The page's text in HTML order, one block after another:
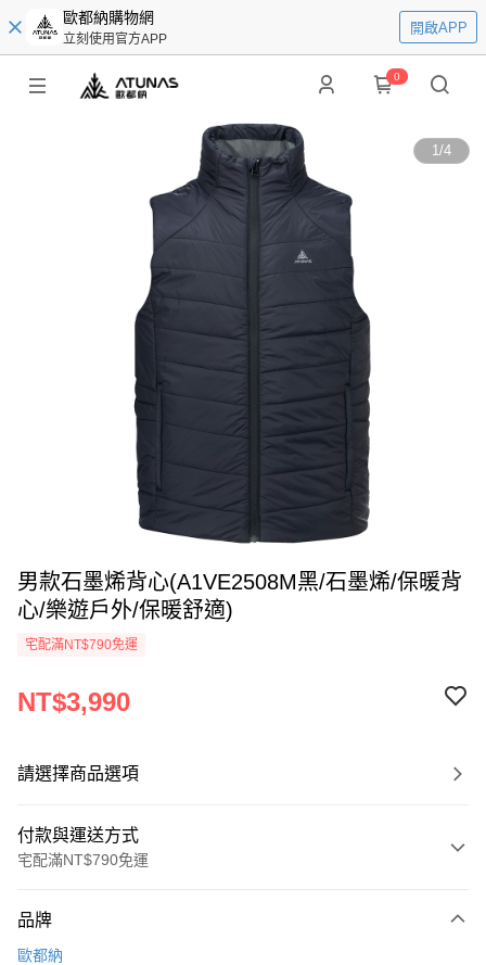
歐都納購物網
立刻使用官方APP
開啟APP
0
1/4
男款石墨烯背心(A1VE2508M黑/石墨烯/保暖背
心/樂遊戶外/保暖舒適)
宅配滿NT$790免運
NT$3,990
請選擇商品選項
付款與運送方式
宅配滿NT$790免運
信用卡一次付款
品牌
歐都納